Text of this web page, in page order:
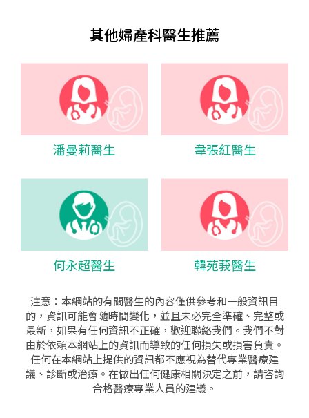
其他婦產科醫生推薦
潘曼莉醫生 韋張紅醫生
何永超醫生 韓苑莪醫生
注意：本網站的有關醫生的內容僅供參考和一般資訊目
的，資訊可能會隨時間變化，並且未必完全準確、完整或
最新，如果有任何資訊不正確，歡迎聯絡我們。我們不對
由於依賴本網站上的資訊而導致的任何損失或損害負責。
任何在本網站上提供的資訊都不應視為替代專業醫療建
議、診斷或治療。在做出任何健康相關決定之前，請咨詢
合格醫療專業人員的建議。